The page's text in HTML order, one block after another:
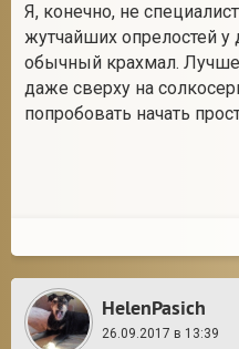
Я, конечно, не
жутчайших опрелостей у
обычный крахмал.
даже сверху на
попробовать начать
HelenPasich
26.09.2017 в 13:39